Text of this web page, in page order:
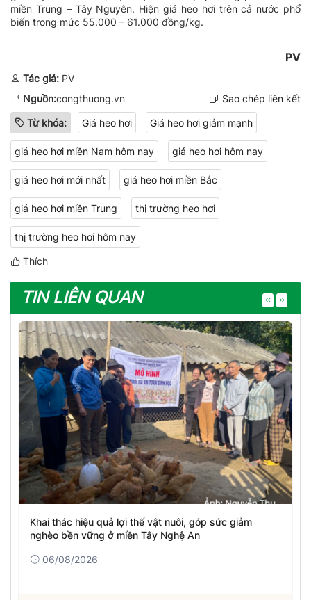
miền Trung – Tây Nguyên. Hiện giá heo hơi trên cả nước phổ
biến trong mức 55.000 – 61.000 đồng/kg.
PV
Tác giả: PV
Nguồn:congthuong.vn Sao chép liên kết
Từ khóa: Giá heo hơi Giá heo hơi giảm mạnh
giá heo hơi miền Nam hôm nay giá heo hơi hôm nay
giá heo hơi mới nhất giá heo hơi miền Bắc
giá heo hơi miền Trung thị trường heo hơi
thị trường heo hơi hôm nay
Thích
TIN LIÊN QUAN
Khai thác hiệu quả lợi thế vật nuôi, góp sức giảm
nghèo bền vững ở miền Tây Nghệ An
06/08/2026